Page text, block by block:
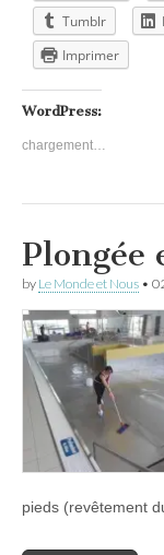
Tumblr
Imprimer
WordPress:
chargement…
Plongée
by Le Monde et Nous •
pieds (revêtement